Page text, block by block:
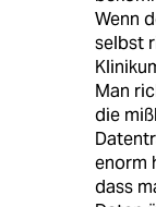
Wenn
selbst
Man
die
enorm
dass